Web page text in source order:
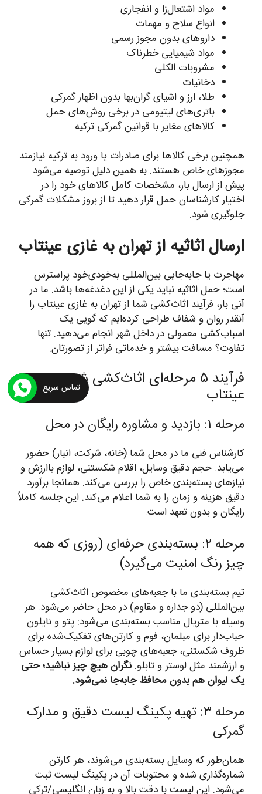
مواد اشتعال‌زا و انفجاری
انواع سلاح و مهمات
داروهای بدون مجوز رسمی
مواد شیمیایی خطرناک
مشروبات الکلی
دخانیات
طلا، ارز و اشیای گران‌بها بدون اظهار گمرکی
باتری‌های لیتیومی در برخی روش‌های حمل
کالاهای مغایر با قوانین گمرکی ترکیه
همچنین برخی کالاها برای صادرات یا ورود به ترکیه نیازمند
مجوزهای خاص هستند. به همین دلیل توصیه می‌شود
پیش از ارسال بار، مشخصات کامل کالاهای خود را در
اختیار کارشناسان حمل قرار دهید تا از بروز مشکلات گمرکی
جلوگیری شود.
ارسال اثاثیه از تهران به غازی عینتاب
مهاجرت یا جابه‌جایی بین‌المللی به‌خودی‌خود پراسترس
است؛ حمل اثاثیه نباید یکی از این دغدغه‌ها باشد. ما در
آنی بار، فرآیند اثاث‌کشی شما از تهران به غازی عینتاب را
آنقدر روان و شفاف طراحی کرده‌ایم که گویی یک
اسباب‌کشی معمولی در داخل شهر انجام می‌دهید. تنها
تفاوت؟ مسافت بیشتر و خدماتی فراتر از تصورتان.
فرآیند ۵ مرحله‌ای اثاث‌کشی شما به غازی
عینتاب
مرحله ۱: بازدید و مشاوره رایگان در محل
کارشناس فنی ما در محل شما (خانه، شرکت، انبار) حضور
می‌یابد. حجم دقیق وسایل، اقلام شکستنی، لوازم باارزش و
نیازهای بسته‌بندی خاص را بررسی می‌کند. همانجا برآورد
دقیق هزینه و زمان را به شما اعلام می‌کند. این جلسه کاملاً
رایگان و بدون تعهد است.
مرحله ۲: بسته‌بندی حرفه‌ای (روزی که همه
چیز رنگ امنیت می‌گیرد)
تیم بسته‌بندی ما با جعبه‌های مخصوص اثاث‌کشی
بین‌المللی (دو جداره و مقاوم) در محل حاضر می‌شود. هر
وسیله با متریال مناسب بسته‌بندی می‌شود: پتو و نایلون
حباب‌دار برای مبلمان، فوم و کارتن‌های تفکیک‌شده برای
ظروف شکستنی، جعبه‌های چوبی برای لوازم بسیار حساس
و ارزشمند مثل لوستر و تابلو. نگران هیچ چیز نباشید؛ حتی
یک لیوان هم بدون محافظ جابه‌جا نمی‌شود.
مرحله ۳: تهیه پکینگ لیست دقیق و مدارک
گمرکی
همان‌طور که وسایل بسته‌بندی می‌شوند، هر کارتن
شماره‌گذاری شده و محتویات آن در پکینگ لیست ثبت
می‌شود. این لیست با دقت بالا و به زبان انگلیسی/ترکی
تماس سریع